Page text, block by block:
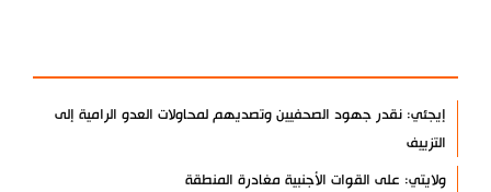
إيجئي: نقدر جهود الصحفيين وتصديهم لمحاولات العدو الرامية إلى
التزييف
ولايتي: على القوات الأجنبية مغادرة المنطقة